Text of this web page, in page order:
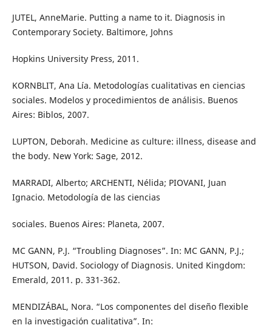
JUTEL, AnneMarie. Putting a name to it. Diagnosis in
Contemporary Society. Baltimore, Johns
Hopkins University Press, 2011.
KORNBLIT, Ana Lía. Metodologías cualitativas en ciencias
sociales. Modelos y procedimientos de análisis. Buenos
Aires: Biblos, 2007.
LUPTON, Deborah. Medicine as culture: illness, disease and
the body. New York: Sage, 2012.
MARRADI, Alberto; ARCHENTI, Nélida; PIOVANI, Juan
Ignacio. Metodología de las ciencias
sociales. Buenos Aires: Planeta, 2007.
MC GANN, P.J. “Troubling Diagnoses”. In: MC GANN, P.J.;
HUTSON, David. Sociology of Diagnosis. United Kingdom:
Emerald, 2011. p. 331-362.
MENDIZÁBAL, Nora. “Los componentes del diseño flexible
en la investigación cualitativa”. In: